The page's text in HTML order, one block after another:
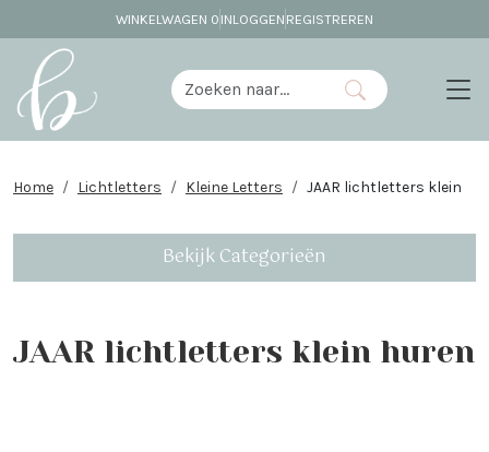
WINKELWAGEN 0 INLOGGEN REGISTREREN
Home Lichtletters Kleine Letters JAAR lichtletters klein
Bekijk Categorieën
JAAR lichtletters klein huren